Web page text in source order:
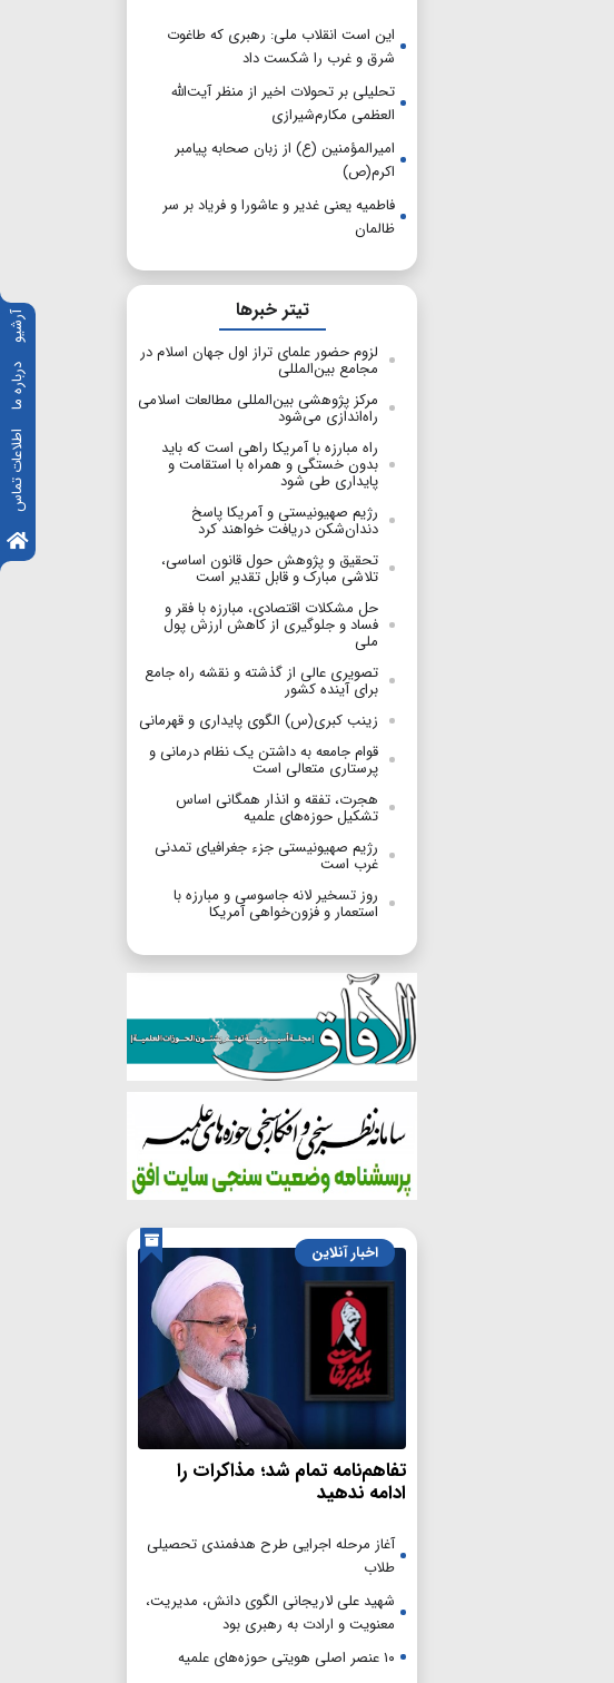
آرشیو
درباره ما
اطلاعات تماس
این است انقلاب ملی: رهبری که طاغوت
شرق و غرب را شکست داد
تحلیلی بر تحولات اخیر از منظر آیت‌الله
العظمی مکارم‌شیرازی
امیرالمؤمنین (ع) از زبان صحابه پیامبر
اکرم(ص)
فاطمیه یعنی غدیر و عاشورا و فریاد بر سر
ظالمان
تیتر خبرها
لزوم حضور علمای تراز اول جهان اسلام در
مجامع بین‌المللی
مرکز پژوهشی بین‌المللی مطالعات اسلامی
راه‌اندازی می‌شود
راه مبارزه با آمریکا راهی است که باید
بدون خستگی و همراه با استقامت و
پایداری طی شود
رژیم صهیونیستی و آمریکا پاسخ
دندان‌شکن دریافت خواهند کرد
تحقیق و پژوهش حول قانون اساسی،
تلاشی مبارک و قابل تقدیر است
حل مشکلات اقتصادی، مبارزه با فقر و
فساد و جلوگیری از کاهش ارزش پول
ملی
تصویری عالی از گذشته و نقشه راه جامع
برای آینده کشور
زینب کبری(س) الگوی پایداری و قهرمانی
قوام جامعه به داشتن یک نظام درمانی و
پرستاری متعالی است
هجرت، تفقه و انذار همگانی اساس
تشکیل حوزه‌های علمیه
رژیم صهیونیستی جزء جغرافیای تمدنی
غرب است
روز تسخیر لانه جاسوسی و مبارزه با
استعمار و فزون‌خواهی آمریکا
اخبار آنلاین
تفاهم‌نامه تمام شد؛ مذاکرات را
ادامه ندهید
آغاز مرحله اجرایی طرح هدفمندی تحصیلی
طلاب
شهید علی لاریجانی الگوی دانش، مدیریت،
معنویت و ارادت به رهبری بود
۱۰ عنصر اصلی هویتی حوزه‌های علمیه